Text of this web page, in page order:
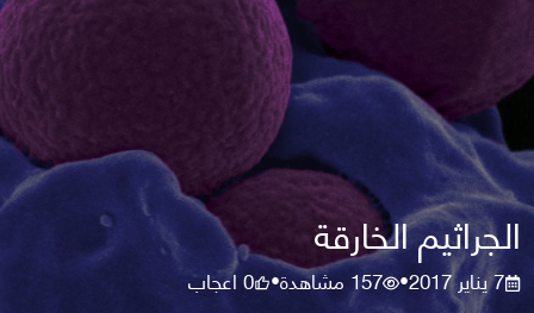
الجراثيم الخارقة
7 يناير 2017 •
157مشاهدة•
0اعجاب